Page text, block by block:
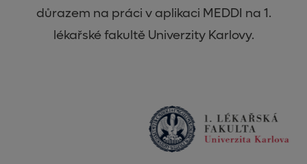
důrazem na práci v aplikaci MEDDI na 1.
lékařské fakultě Univerzity Karlovy.